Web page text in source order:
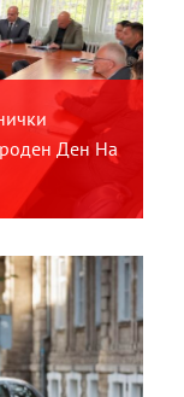
Ден На